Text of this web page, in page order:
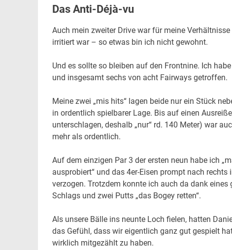
Das Anti-Déjà-vu
Auch mein zweiter Drive war für meine
irritiert war – so etwas bin ich nicht gewohnt.
Und es sollte so bleiben auf den Frontnine. Ich
und insgesamt sechs von acht Fairways getroffen.
Meine zwei „mis hits“ lagen beide nur ein Stück
in ordentlich spielbarer Lage. Bis auf einen
unterschlagen, deshalb „nur“ rd. 140 Meter) war
mehr als ordentlich.
Auf dem einzigen Par 3 der ersten neun habe ich
ausprobiert“ und das 4er-Eisen prompt nach rechts
verzogen. Trotzdem konnte ich auch da dank eines
Schlags und zwei Putts „das Bogey retten“.
Als unsere Bälle ins neunte Loch fielen, hatten
das Gefühl, dass wir eigentlich ganz gut gespielt
wirklich mitgezählt zu haben.